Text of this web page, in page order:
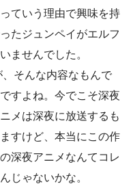
ていう理由で興味を持
たジュンペイがエルフ
ませんでした。
そんな内容なもんで
すよね。今でこそ深夜
メは深夜に放送するも
すけど、本当にこの作
深夜アニメなんてコレ
じゃないかな。